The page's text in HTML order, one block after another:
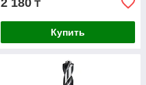
2 180 ₸
Купить